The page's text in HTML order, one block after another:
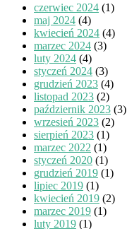
czerwiec 2024 (1)
maj 2024 (4)
kwiecień 2024 (4)
marzec 2024 (3)
luty 2024 (4)
styczeń 2024 (3)
grudzień 2023 (4)
listopad 2023 (2)
październik 2023 (3)
wrzesień 2023 (2)
sierpień 2023 (1)
marzec 2022 (1)
styczeń 2020 (1)
grudzień 2019 (1)
lipiec 2019 (1)
kwiecień 2019 (2)
marzec 2019 (1)
luty 2019 (1)